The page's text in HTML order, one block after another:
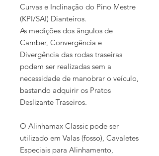
Curvas e Inclinação do Pino Mestre
(KPI/SAI) Dianteiros.
As medições dos ângulos de
Camber, Convergência e
Divergência das rodas traseiras
podem ser realizadas sem a
necessidade de manobrar o veículo,
bastando adquirir os Pratos
Deslizante Traseiros.
O Alinhamax Classic pode ser
utilizado em Valas (fosso), Cavaletes
Especiais para Alinhamento,